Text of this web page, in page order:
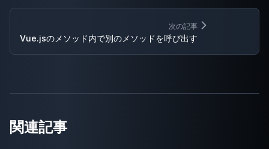
次の記事
Vue.jsのメソッド内で別のメソッドを呼び出す
関連記事